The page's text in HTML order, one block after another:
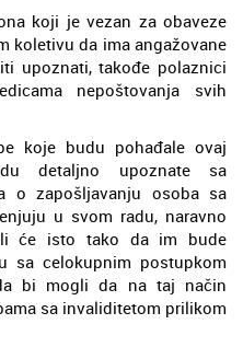
koji je vezan za obaveze
koletivu da ima angažovane
upoznati, takođe polaznici
nepoštovanja svih
koje budu pohađale ovaj
detaljno upoznate sa
o zapošljavanju osoba sa
u svom radu, naravno
će isto tako da im bude
sa celokupnim postupkom
bi mogli da na taj način
sa invaliditetom prilikom